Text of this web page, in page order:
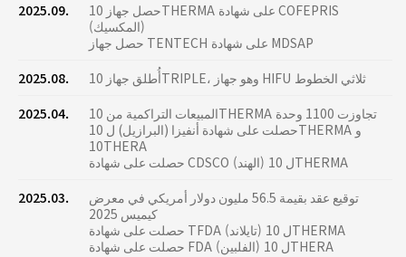
2025.09.
حصل جهاز 10THERMA على شهادة COFEPRIS
(المكسيك)
حصل جهاز TENTECH على شهادة MDSAP
2025.08.
أُطلق جهاز 10TRIPLE، وهو جهاز HIFU ثلاثي الخطوط
2025.04.
المبيعات التراكمية من 10THERMA تجاوزت 1100 وحدة
حصلت على شهادة أنفيزا (البرازيل) ل 10THERMA و
10THERA
حصلت على شهادة CDSCO (الهند) ل 10THERMA
2025.03.
توقيع عقد بقيمة 56.5 مليون دولار أمريكي في معرض
كيميس 2025
حصلت على شهادة TFDA (تايلاند) ل 10THERMA
حصلت على شهادة FDA (الفلبين) ل 10THERA